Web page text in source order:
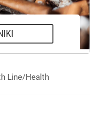
Line/Health